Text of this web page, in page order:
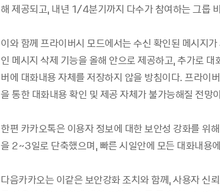
해 제공되고, 내년 1/4분기까지 다수가 참여하는 그룹
이와 함께 프라이버시 모드에서는 수신 확인된 메시지
인 메시지 삭제 기능을 올해 안으로 제공하고, 추가로
버에 대화내용 자체를 저장하지 않을 방침이다. 프라이
을 통한 대화내용 확인 및 제공 자체가 불가능해질 전망
한편 카카오톡은 이용자 정보에 대한 보안성 강화를 위
을 2~3일로 단축했으며, 빠른 시일안에 모든 대화내용
다음카카오는 이같은 보안강화 조치와 함께, 사용자 신